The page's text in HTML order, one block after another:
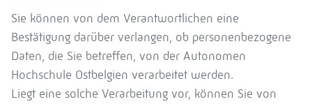
Sie können von dem Verantwortlichen eine
Bestätigung darüber verlangen, ob personenbezogene
Daten, die Sie betreffen, von der Autonomen
Hochschule Ostbelgien verarbeitet werden.
Liegt eine solche Verarbeitung vor, können Sie von